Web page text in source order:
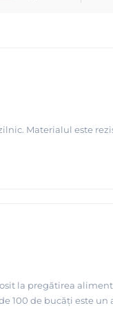
Materialul este
la pregătirea
100 de bucăți este